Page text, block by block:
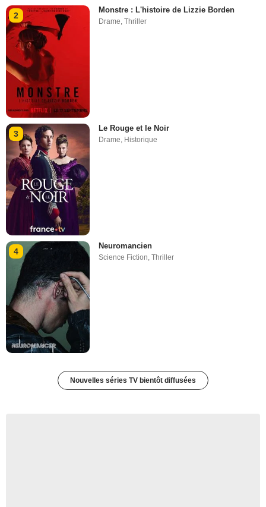
2
Monstre : L'histoire de Lizzie Borden
Drame,Thriller
3
Le Rouge et le Noir
Drame Historique
4
Neuromancien
Science Fiction,Thriller
Nouvelles séries TV bientôt diffusées